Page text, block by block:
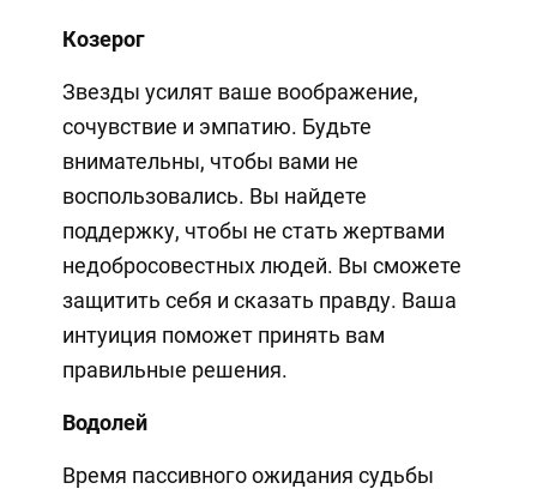
Козерог
Звезды усилят ваше воображение,
сочувствие и эмпатию. Будьте
внимательны, чтобы вами не
воспользовались. Вы найдете
поддержку, чтобы не стать жертвами
недобросовестных людей. Вы сможете
защитить себя и сказать правду. Ваша
интуиция поможет принять вам
правильные решения.
Водолей
Время пассивного ожидания судьбы